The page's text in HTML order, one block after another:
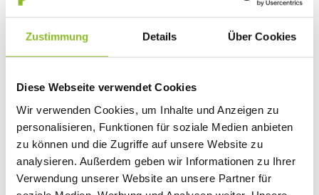
Zustimmung Details Über Cookies
Diese Webseite verwendet Cookies
Wir verwenden Cookies, um Inhalte und Anzeigen zu
personalisieren, Funktionen für soziale Medien anbieten
zu können und die Zugriffe auf unsere Website zu
analysieren. Außerdem geben wir Informationen zu Ihrer
Verwendung unserer Website an unsere Partner für
Liste der Frastanzer Vereine
Unternehmen & Standort
Betriebe
Wirtschaftsstandort Frastanz
Gemeindeentwicklung
Wige Frastanz
Wirtschaftsgemeinschaft
Herbstmarkt
Der Walgauer